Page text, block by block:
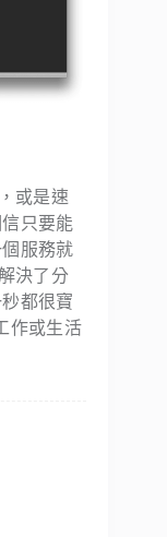
或是速
只要能
個服務就
決了分
都很寶
作或生活